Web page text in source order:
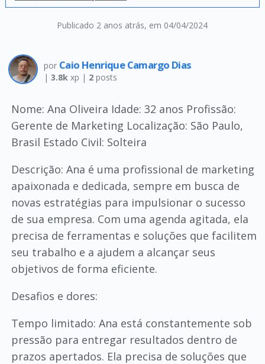
Publicado 2 anos atrás, em 04/04/2024
por Caio Henrique Camargo Dias
| 3.8kxp | 2posts
Nome: Ana Oliveira Idade: 32 anos Profissão:
Gerente de Marketing Localização: São Paulo,
Brasil Estado Civil: Solteira
Descrição: Ana é uma profissional de marketing
apaixonada e dedicada, sempre em busca de
novas estratégias para impulsionar o sucesso
de sua empresa. Com uma agenda agitada, ela
precisa de ferramentas e soluções que facilitem
seu trabalho e a ajudem a alcançar seus
objetivos de forma eficiente.
Desafios e dores:
Tempo limitado: Ana está constantemente sob
pressão para entregar resultados dentro de
prazos apertados. Ela precisa de soluções que